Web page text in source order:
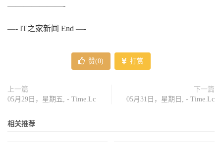
———————-
—- IT之家新闻 End —-
赞(0) 打赏
上一篇
05月29日，星期五, - Time.Lc
下一篇
05月31日，星期日, - Time.Lc
相关推荐